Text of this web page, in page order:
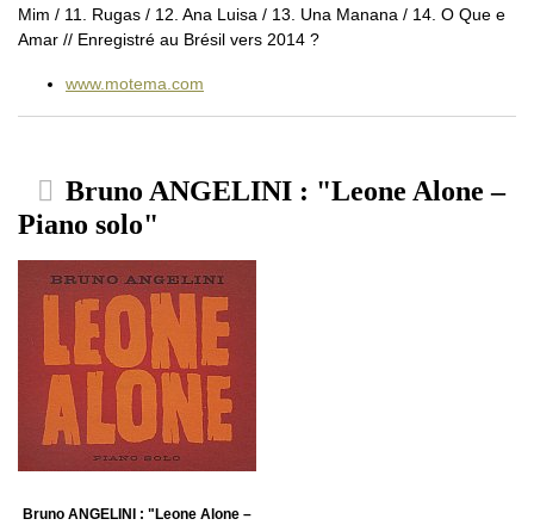
Mim / 11. Rugas / 12. Ana Luisa / 13. Una Manana / 14. O Que e
Amar // Enregistré au Brésil vers 2014 ?
www.motema.com
Bruno ANGELINI : "Leone Alone –
Piano solo"
Bruno ANGELINI : "Leone Alone –